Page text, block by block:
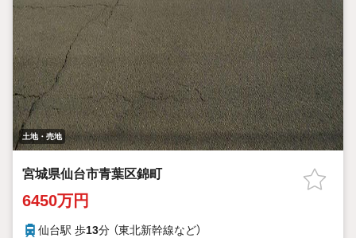
土地・売地
宮城県仙台市青葉区錦町
6450万円
仙台駅 歩13分 （東北新幹線など）